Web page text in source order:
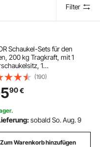
Filter
Schaukel-Sets für den
200 kg Tragkraft, mit 1
1
robustem A-
Schaukelständer aus
und verstellbarem Seil,
Set für den Außenbereich
(190)
90€
sobald So. Aug. 9
Zum Warenkorb hinzufügen